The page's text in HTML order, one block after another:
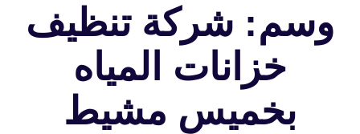
وسم: شركة تنظيف
خزانات المياه
بخميس مشيط